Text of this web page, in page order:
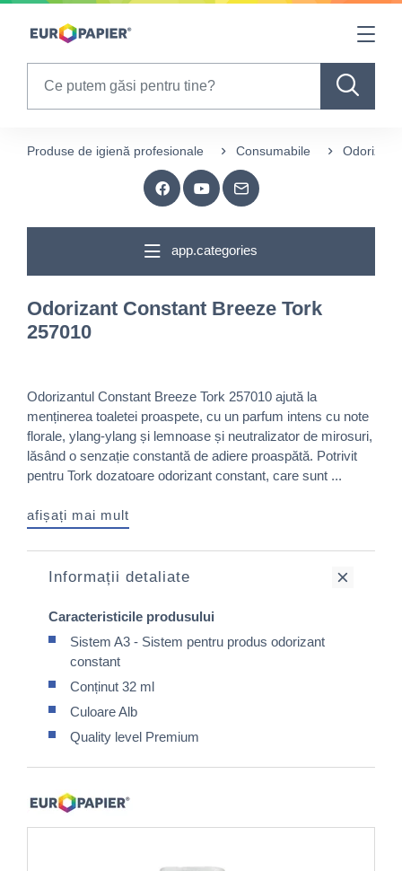
Table Of Content
Produse de igienă profesionale Consumabile Odorizare
app.categories
Odorizant Constant Breeze Tork
257010
Odorizantul Constant Breeze Tork 257010 ajută la
menținerea toaletei proaspete, cu un parfum intens cu note
florale, ylang-ylang și lemnoase și neutralizator de mirosuri,
lăsând o senzație constantă de adiere proaspătă. Potrivit
pentru Tork dozatoare odorizant constant, care sunt ...
afișați mai mult
Informații detaliate
Caracteristicile produsului
Sistem A3 - Sistem pentru produs odorizant
constant
Conținut 32 ml
Culoare Alb
Quality level Premium